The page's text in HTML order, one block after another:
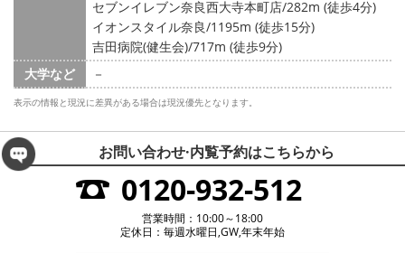
セブンイレブン奈良西大寺本町店/282m (徒歩4分)
イオンスタイル奈良/1195m (徒歩15分)
吉田病院(健生会)/717m (徒歩9分)
大学など
－
表示の情報と現況に差異がある場合は現況優先となります。
お問い合わせ·内覧予約はこちらから
0120-932-512
営業時間：10:00～18:00
定休日：毎週水曜日,GW,年末年始